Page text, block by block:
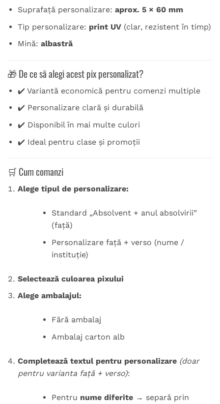
Suprafață personalizare: aprox. 5 × 60 mm
Tip personalizare: print UV(clar, rezistent în timp)
Mină: albastră
🎁 De ce să alegi acest pix personalizat?
✔️ Variantă economică pentru comenzi multiple
✔️ Personalizare clară și durabilă
✔️ Disponibil în mai multe culori
✔️ Ideal pentru clase și promoții
🛒 Cum comanzi
Alege tipul de personalizare:
Standard „Absolvent + anul absolvirii”
(față)
Personalizare față + verso (nume /
instituție)
Selectează culoarea pixului
Alege ambalajul:
Fără ambalaj
Ambalaj carton alb
Completează textul pentru personalizare (doar
pentru varianta față + verso):
Pentru nume diferite→ separă prin